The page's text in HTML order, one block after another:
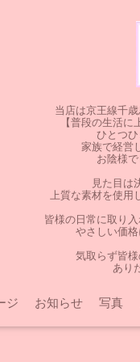
当店は京王線千
【普段の生活に
ひとつひ
家族で経営
お陰様で
見た目は
上質な素材を使用
皆様の日常に取り
やさしい価格
気取らず皆
あり
ジ お知らせ 写真